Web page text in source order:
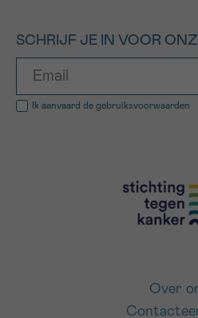
SCHRIJF JE IN VOOR
Ik aanvaard de gebruiksvoorwaarden
Over